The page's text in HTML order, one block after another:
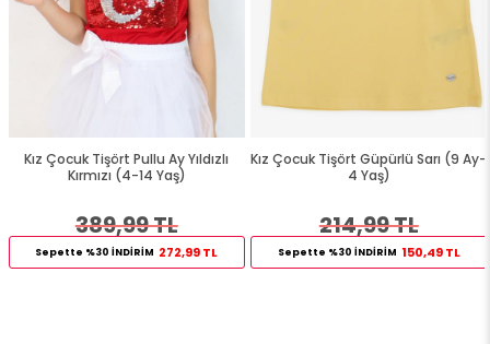
Kız Çocuk Tişört Pullu Ay Yıldızlı
Kırmızı (4-14 Yaş)
389,99 TL
Sepette %30 İNDİRİM 272,99 TL
Kız Çocuk Tişört Güpürlü Sarı (9 Ay-
4 Yaş)
214,99 TL
Sepette %30 İNDİRİM 150,49 TL